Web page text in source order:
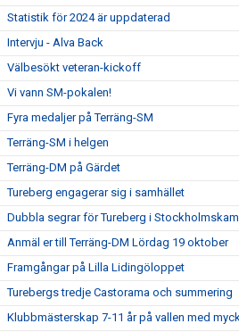
Statistik för 2024 är uppdaterad
Intervju - Alva Back
Välbesökt veteran-kickoff
Vi vann SM-pokalen!
Fyra medaljer på Terräng-SM
Terräng-SM i helgen
Terräng-DM på Gärdet
Tureberg engagerar sig i samhället
Dubbla segrar för Tureberg i
Anmäl er till Terräng-DM Lördag 19 oktober
Framgångar på Lilla Lidingöloppet
Turebergs tredje Castorama och summering
Klubbmästerskap 7-11 år på vallen med